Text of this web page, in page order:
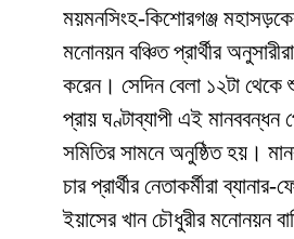
ময়মনসিংহ-কিশোরগঞ্জ
মনোনয়ন বঞ্চিত প্রার্থীর
করেন। সেদিন বেলা ১২টা থেকে
প্রায় ঘণ্টাব্যাপী এই
সমিতির সামনে অনুষ্ঠিত হয়।
চার প্রার্থীর নেতাকর্মীরা
ইয়াসের খান চৌধুরীর মনোনয়ন